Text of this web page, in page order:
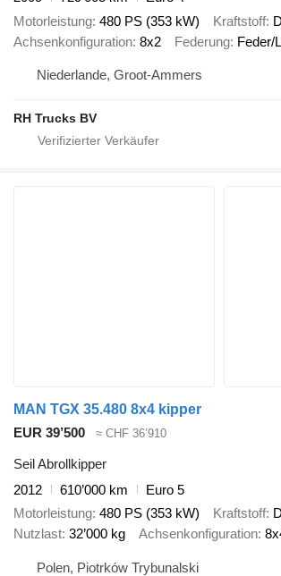
Motorleistung 480 PS (353 kW) Kraftstoff
Achsenkonfiguration 8x2 Federung Feder/
Niederlande, Groot-Ammers
RH Trucks BV
MAN TGX 35.480 8x4 kipper
EUR 39’500
≈ CHF 36’910
Seil Abrollkipper
2012
610’000 km
Euro 5
Motorleistung 480 PS (353 kW) Kraftstoff
Nutzlast 32’000 kg Achsenkonfiguration
Polen, Piotrków Trybunalski